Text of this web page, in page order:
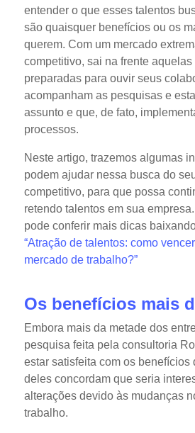
entender o que esses talentos
são quaisquer benefícios ou os
querem. Com um mercado
competitivo, sai na frente aquelas
preparadas para ouvir seus
acompanham as pesquisas e
assunto e que, de fato,
processos.
Neste artigo, trazemos algumas
podem ajudar nessa busca do
competitivo, para que possa
retendo talentos em sua
pode conferir mais dicas
“Atração de talentos: como
mercado de trabalho?”
Os benefícios mais
Embora mais da metade dos
pesquisa feita pela consultoria
estar satisfeita com os benefícios
deles concordam que seria
alterações devido às mudanças
trabalho.